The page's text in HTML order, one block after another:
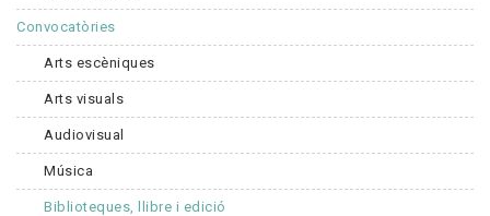
Convocatòries
Arts escèniques
Arts visuals
Audiovisual
Música
Biblioteques, llibre i edició